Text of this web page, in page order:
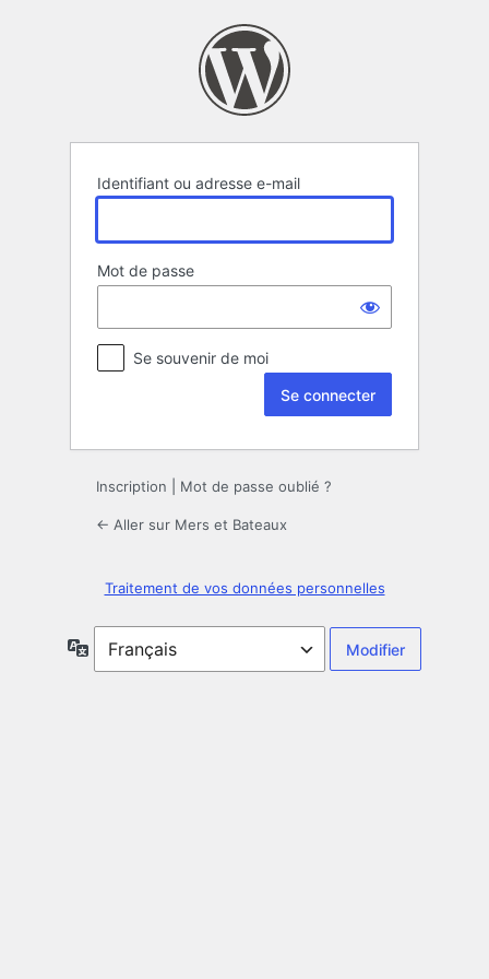
Identifiant ou adresse e-mail
Mot de passe
Se souvenir de moi
Inscription Mot de passe oublié ?
← Aller sur Mers et Bateaux
Traitement de vos données personnelles
Langue